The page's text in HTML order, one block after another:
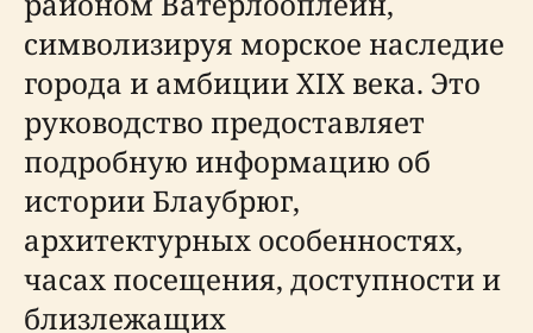
символизируя морское наследие
города и амбиции XIX века. Это
руководство предоставляет
подробную информацию об
истории Блаубрюг,
архитектурных особенностях,
часах посещения, доступности и
близлежащих